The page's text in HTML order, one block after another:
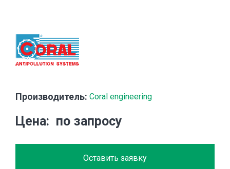
Производитель: Coral engineering
Цена по запросу
Оставить заявку